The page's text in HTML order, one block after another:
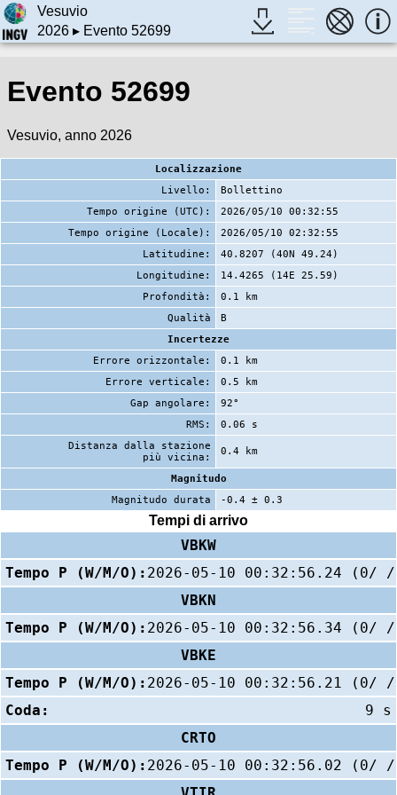
Vesuvio
2026▸ Evento 52699
Evento 52699
Vesuvio, anno 2026
Localizzazione
Livello:
Bollettino
Tempo origine (UTC):
2026/05/10 00:32:55
Tempo origine (Locale):
2026/05/10 02:32:55
Latitudine:
40.8207 (40N 49.24)
Longitudine:
14.4265 (14E 25.59)
Profondità:
0.1 km
Qualità
B
Incertezze
Errore orizzontale:
0.1 km
Errore verticale:
0.5 km
Gap angolare:
92°
RMS:
0.06 s
Distanza dalla stazione
più vicina:
0.4 km
Magnitudo
Magnitudo durata
-0.4 ± 0.3
Tempi di arrivo
VBKW
Tempo P (W/M/O): 2026-05-10 00:32:56.24 (0/
VBKN
Tempo P (W/M/O): 2026-05-10 00:32:56.34 (0/
VBKE
Tempo P (W/M/O): 2026-05-10 00:32:56.21 (0/
Coda:
9 s
CRTO
Tempo P (W/M/O): 2026-05-10 00:32:56.02 (0/